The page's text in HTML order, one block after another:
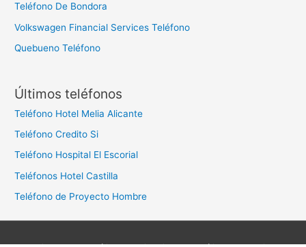
Teléfono De Bondora
Volkswagen Financial Services Teléfono
Quebueno Teléfono
Últimos teléfonos
Teléfono Hotel Melia Alicante
Teléfono Credito Si
Teléfono Hospital El Escorial
Teléfonos Hotel Castilla
Teléfono de Proyecto Hombre